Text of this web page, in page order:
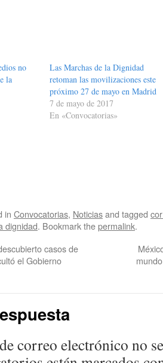
no
la
Las Marchas de la Dignidad
retoman las movilizaciones este
próximo 27 de mayo en Madrid
7 de mayo de 2017
En «Convocatorias»
in Convocatorias, Noticiasand tagged
dignidad. Bookmark thepermalink.
casos de
el Gobierno
correo electrónico no